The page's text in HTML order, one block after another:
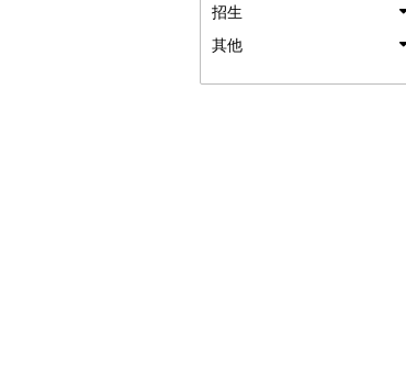
招生
其他